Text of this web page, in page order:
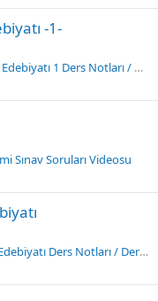
-1-
Açıköğretim Tanzimat Dönemi Türk Edebiyatı 1 Ders Notları / Ders Kitabı
Sınav Soruları Videosu
Açıköğretim VIII-XIII. Yüzyıllar Türk Edebiyatı Ders Notları / Ders Kitabı